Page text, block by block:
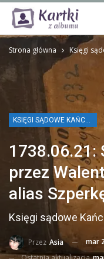
Strona główna Księgi
KSIĘGI SĄDOWE KAŃCZUGI
1738.06.21:
przez
alias
Księgi sądowe
Przez Asia
mar